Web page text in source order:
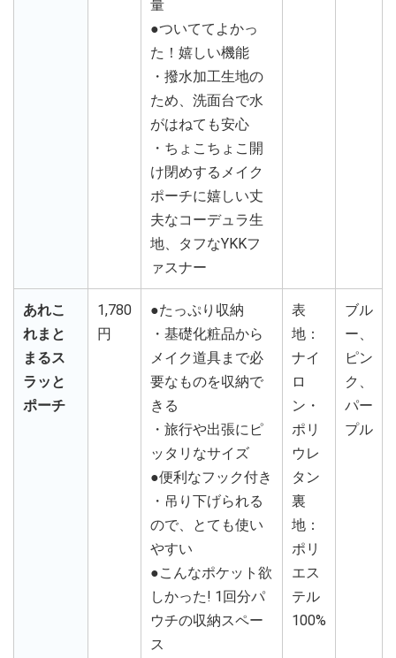
量
●ついててよかっ
た！嬉しい機能
・撥水加工生地の
ため、洗面台で水
がはねても安心
・ちょこちょこ開
け閉めするメイク
ポーチに嬉しい丈
夫なコーデュラ生
地、タフなYKKフ
ァスナー
あれこ
れまと
まるス
ラッと
ポーチ
1,780
円
●たっぷり収納
・基礎化粧品から
メイク道具まで必
要なものを収納で
きる
・旅行や出張にピ
ッタリなサイズ
●便利なフック付き
・吊り下げられる
ので、とても使い
やすい
●こんなポケット欲
しかった! 1回分パ
ウチの収納スペー
ス
表
地：
ナイ
ロ
ン・
ポリ
ウレ
タン
裏
地：
ポリ
エス
テル
100%
ブル
ー、
ピン
ク、
パー
プル